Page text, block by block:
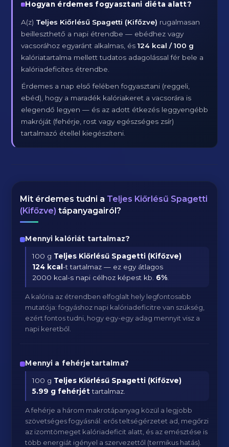
Hogyan érdemes fogyasztani diéta alatt?
A(z) Teljes Kiőrlésű Spagetti (Kifőzve) rugalmasan
beilleszthető a napi étrendbe — ebédhez vagy
vacsorához egyaránt alkalmas, és124 kcal / 100 g
kalóriatartalma mellett tudatos adagolással fér bele a
kalóriadeficites étrendbe.
Érdemes a nap első felében fogyasztani (reggeli,
ebéd), hogy a maradék kalóriakeret a vacsorára is
elegendő legyen — és az adott étkezés leggyengébb
makróját (fehérje, rost vagy egészséges zsír)
tartalmazó étellel kiegészíteni.
Mit érdemes tudni a Teljes Kiőrlésű Spagetti
(Kifőzve) tápanyagairól?
Mennyi kalóriát tartalmaz?
100 g Teljes Kiőrlésű Spagetti (Kifőzve)
124 kcal-t tartalmaz — ez egy átlagos
2000 kcal-s napi célhoz képest kb. 6%
A kalória az étrendben elfoglalt hely legfontosabb
mutatója: fogyáshoz napi kalóriadeficitre van szükség,
ezért fontos tudni, hogy egy-egy adag mennyit visz a
napi keretből.
Mennyi a fehérjetartalma?
100 g Teljes Kiőrlésű Spagetti (Kifőzve)
5.99 g fehérjéttartalmaz.
A fehérje a három makrotápanyag közül a legjobb
szövetséges fogyásnál: erős teltségérzetet ad, megőrzi
az izomtömeget kalóriadeficit alatt, és az emésztése is
több energiát igényel a szervezettől (termikus hatás).